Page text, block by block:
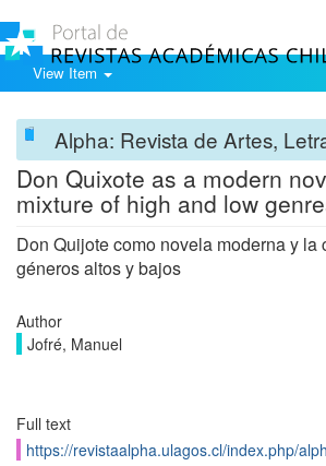
View Item
Alpha: Revista de Artes,
Don Quixote as a modern
mixture of high and low
Don Quijote como novela moderna y la
géneros altos y bajos
Author
Jofré, Manuel
Full text
https://revistaalpha.ulagos.cl/index.php/